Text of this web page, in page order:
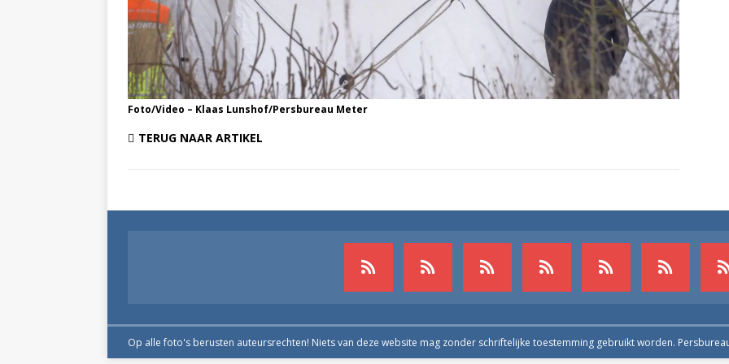
Foto/Video – Klaas Lunshof/Persbureau Meter
TERUG NAAR ARTIKEL
Op alle foto's berusten auteursrechten! Niets van deze website mag zonder schriftelijke toestemming gebruikt worden.